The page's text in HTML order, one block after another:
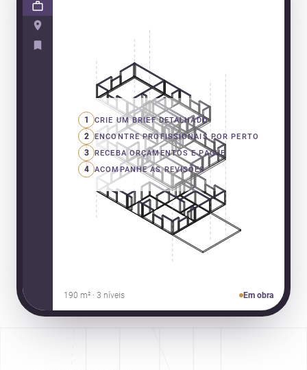
1 CRIE UM BRIEF DETALHADO
2 ENCONTRE PROFISSIONAIS POR PERTO
3 RECEBA ORÇAMENTOS E PAGUE
4 ACOMPANHE AS REVISÕES
190 m² · 3 níveis Em obra